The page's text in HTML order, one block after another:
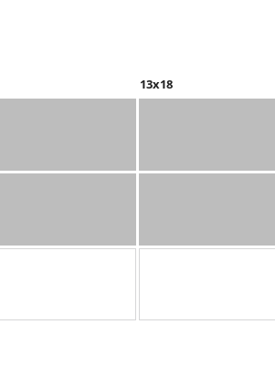
13x18